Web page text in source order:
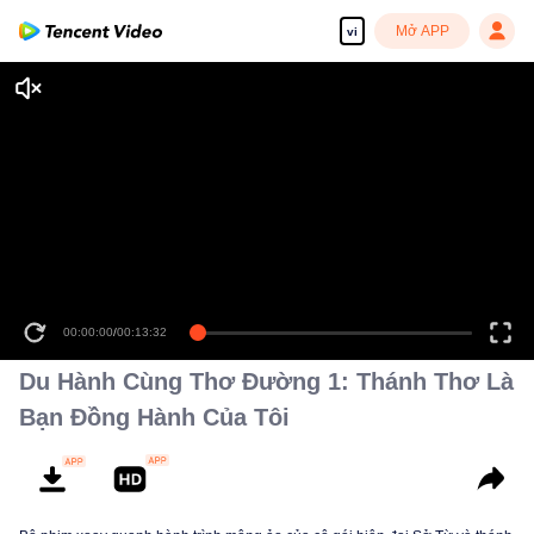
vi Mở APP
00:00:00/00:13:32
Du Hành Cùng Thơ Đường 1: Thánh Thơ Là
Bạn Đồng Hành Của Tôi